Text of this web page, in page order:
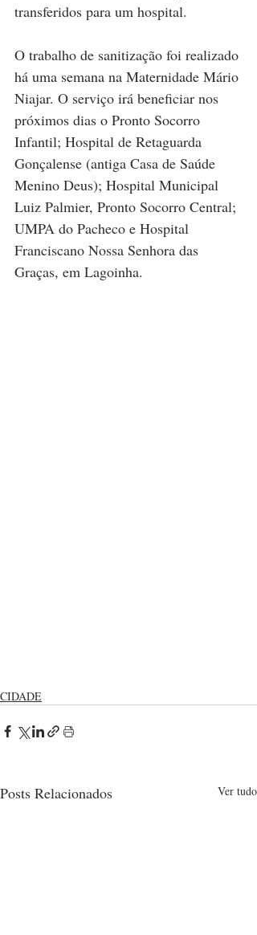
transferidos para um hospital.
O trabalho de sanitização foi realizado
há uma semana na Maternidade Mário
Niajar. O serviço irá beneficiar nos
próximos dias o Pronto Socorro
Infantil; Hospital de Retaguarda
Gonçalense (antiga Casa de Saúde
Menino Deus); Hospital Municipal
Luiz Palmier, Pronto Socorro Central;
UMPA do Pacheco e Hospital
Franciscano Nossa Senhora das
Graças, em Lagoinha.
CIDADE
Posts Relacionados Ver tudo